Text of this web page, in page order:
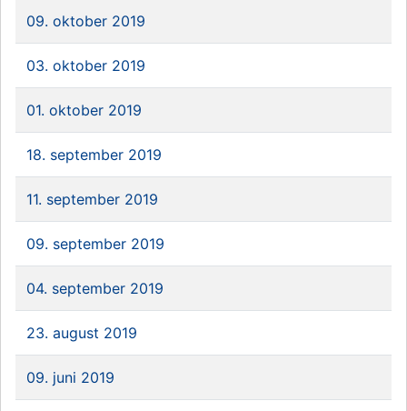
09. oktober 2019
03. oktober 2019
01. oktober 2019
18. september 2019
11. september 2019
09. september 2019
04. september 2019
23. august 2019
09. juni 2019